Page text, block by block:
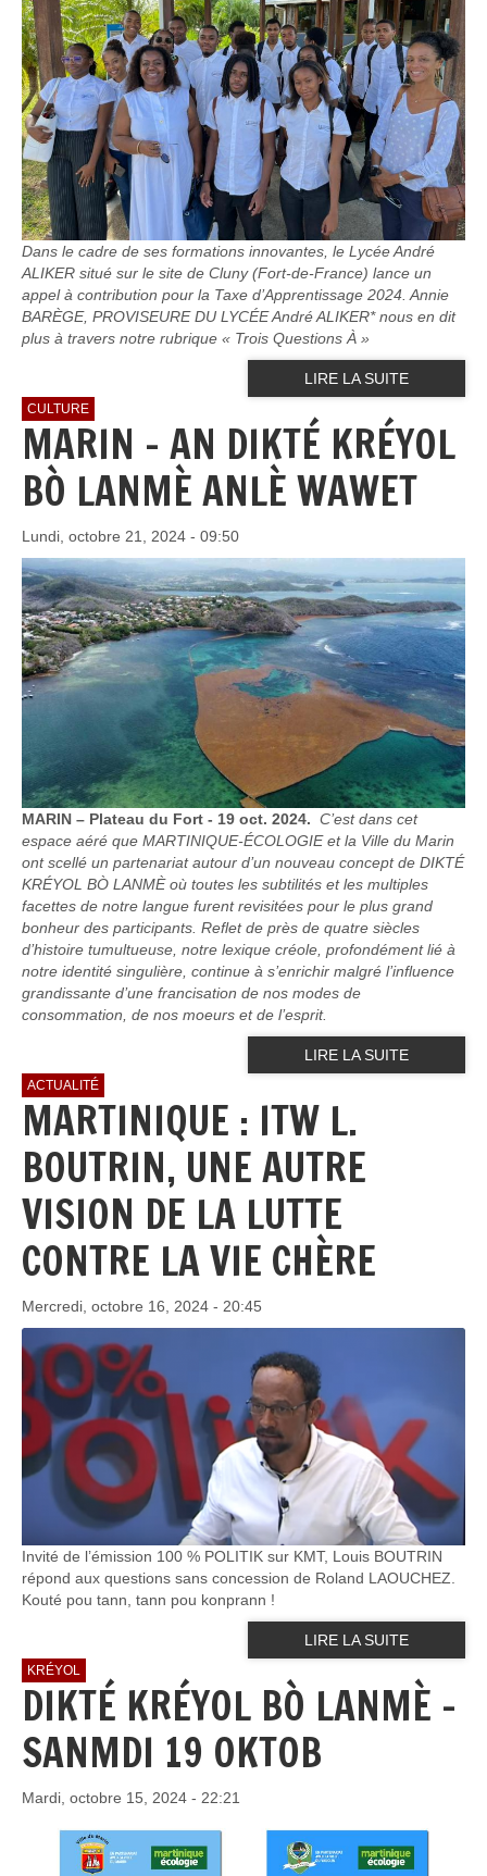
Dans le cadre de ses formations innovantes, le Lycée André
ALIKER situé sur le site de Cluny (Fort-de-France) lance un
appel à contribution pour la Taxe d’Apprentissage 2024. Annie
BARÈGE, PROVISEURE DU LYCÉE André ALIKER* nous en dit
plus à travers notre rubrique « Trois Questions À »
LIRE LA SUITE
CULTURE
MARIN - AN DIKTÉ KRÉYOL
BÒ LANMÈ ANLÈ WAWET
Lundi, octobre 21, 2024 - 09:50
MARIN – Plateau du Fort - 19 oct. 2024. C’est dans cet
espace aéré que MARTINIQUE-ÉCOLOGIE et la Ville du Marin
ont scellé un partenariat autour d’un nouveau concept de DIKTÉ
KRÉYOL BÒ LANMÈ où toutes les subtilités et les multiples
facettes de notre langue furent revisitées pour le plus grand
bonheur des participants. Reflet de près de quatre siècles
d’histoire tumultueuse, notre lexique créole, profondément lié à
notre identité singulière, continue à s’enrichir malgré l’influence
grandissante d’une francisation de nos modes de
consommation, de nos moeurs et de l’esprit.
LIRE LA SUITE
ACTUALITÉ
MARTINIQUE : ITW L.
BOUTRIN, UNE AUTRE
VISION DE LA LUTTE
CONTRE LA VIE CHÈRE
Mercredi, octobre 16, 2024 - 20:45
Invité de l’émission 100 % POLITIK sur KMT, Louis BOUTRIN
répond aux questions sans concession de Roland LAOUCHEZ.
Kouté pou tann, tann pou konprann !
LIRE LA SUITE
KRÉYOL
DIKTÉ KRÉYOL BÒ LANMÈ -
SANMDI 19 OKTOB
Mardi, octobre 15, 2024 - 22:21